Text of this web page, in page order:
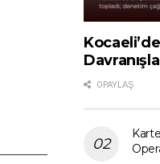
0 PAYLAŞ